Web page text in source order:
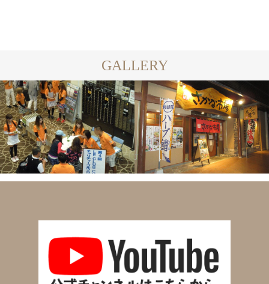
GALLERY